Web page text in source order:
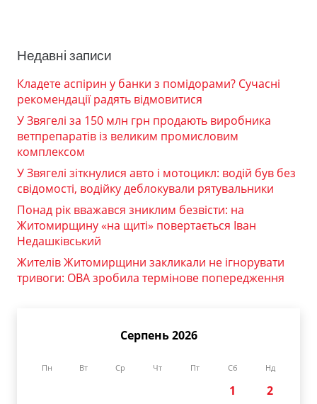
Недавні записи
Кладете аспірин у банки з помідорами? Сучасні
рекомендації радять відмовитися
У Звягелі за 150 млн грн продають виробника
ветпрепаратів із великим промисловим
комплексом
У Звягелі зіткнулися авто і мотоцикл: водій був без
свідомості, водійку деблокували рятувальники
Понад рік вважався зниклим безвісти: на
Житомирщину «на щиті» повертається Іван
Недашківський
Жителів Житомирщини закликали не ігнорувати
тривоги: ОВА зробила термінове попередження
Серпень 2026
Пн Вт Ср Чт Пт Сб Нд
1
2